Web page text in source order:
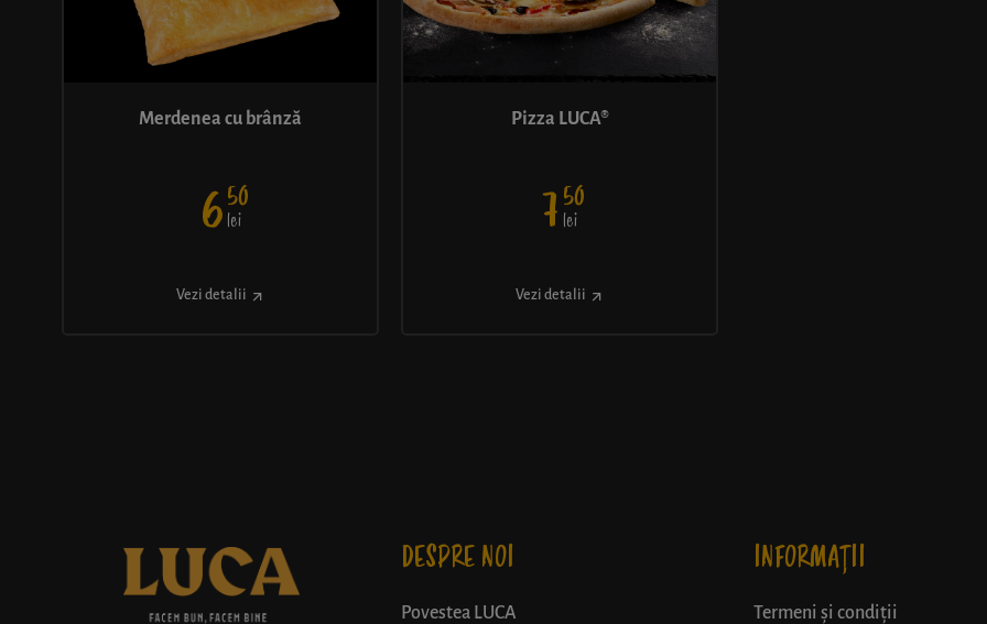
Merdenea cu brânză
650
lei
Vezi detalii
Pizza LUCA®
750
lei
Vezi detalii
DESPRE NOI
Povestea LUCA
INFORMAȚII
Termeni și condiții